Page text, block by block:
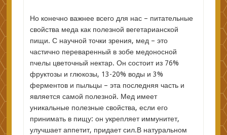
Но конечно важнее всего для нас – питательные
свойства меда как полезной вегетарианской
пищи. С научной точки зрения, мед – это
частично переваренный в зобе медоносной
пчелы цветочный нектар. Он состоит из 76%
фруктозы и глюкозы, 13-20% воды и 3%
ферментов и пыльцы – эта последняя часть и
является самой полезной. Мед имеет
уникальные полезные свойства, если его
принимать в пищу: он укрепляет иммунитет,
улучшает аппетит, придает сил.В натуральном